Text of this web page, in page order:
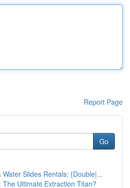
Report Page
Go
Water Slides Rentals: {Double|...
The Ultimate Extraction Titan?